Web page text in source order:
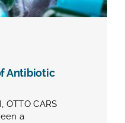
Antibiotic
OTTO CARS
a